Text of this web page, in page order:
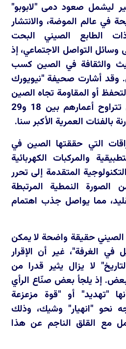
ليشمل صعود دمى "لابوبو"
في عالم الموضة، والانتشار
الطابع الصيني البحت
وسائل التواصل الاجتماعي، إذ
والثقافة في الصين كسب
وقد أشارت صحيفة "نيويورك
أو المقاومة تجاه الصين
بين الأمريكيين الذين تتراوح أعمارهم بين 18 و29
بالفئات العمرية الأكبر سنا.
التي حققتها الصين في
والمركبات الكهربائية
المتقدمة إلى تحرر
النمطية المرتبطة
مما يواصل جذب اهتمام
حقيقة واضحة لا يمكن
في الغرفة"، غير أن الإقرار
لا يزال يثير قدرا من
إذ يلجأ بعض صنّاع الرأي
"تهديد" أو "قوة مزعزعة
نحو "انهيار" وشيك، وذلك
مع القلق الناجم عن هذا